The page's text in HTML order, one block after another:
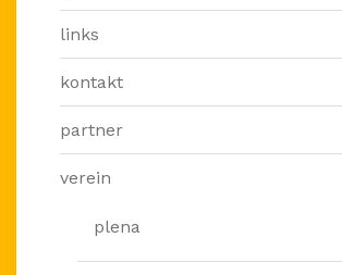
links
kontakt
partner
verein
plena